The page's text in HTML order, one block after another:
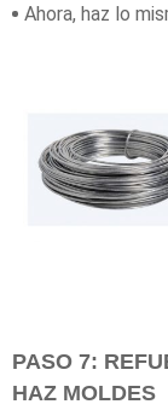
Ahora, haz lo
PASO 7:
HAZ MOLDES